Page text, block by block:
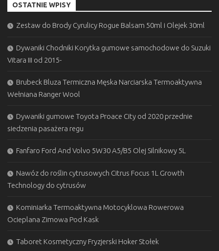
OSTATNIE WPISY
Zestaw do Brody Cyrulicy Rogue Balsam 50ml i Olejek 30ml
Dywaniki Chodniki Korytka gumowe samochodowe do Suzuki
Vitara III od 2015-
Brubeck Bluza Termiczna Męska Narciarska Termoaktywna
Wełniana Ranger Wool
Dywaniki gumowe Toyota Proace City od 2020 przednie
siedzenia pasażera regu
Fanfaro Ford And Volvo 5W30 A5/B5 Olej Silnikowy 5L
Nawóz do roślin cytrusowych Citrus Focus 1L Growth
Technology do cytrusów
Kominiarka Termoaktywna Motocyklowa Rowerowa
Ocieplana Zimowa Pod Kask
Taboret Kosmetyczny Fryzjerski Hoker Stołek